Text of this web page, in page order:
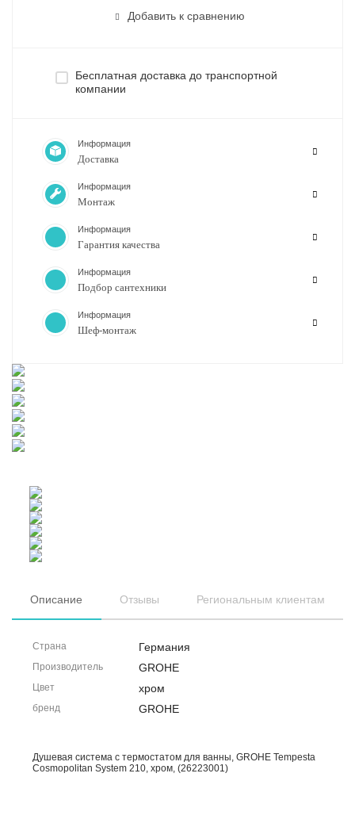
Добавить к сравнению
Бесплатная доставка до транспортной
компании
Информация
Доставка
Информация
Монтаж
Информация
Гарантия качества
Информация
Подбор сантехники
Информация
Шеф-монтаж
Описание Отзывы Региональным клиентам
Страна Германия
Производитель GROHE
Цвет хром
бренд GROHE
Душевая система с термостатом для ванны, GROHE Tempesta
Cosmopolitan System 210, хром, (26223001)